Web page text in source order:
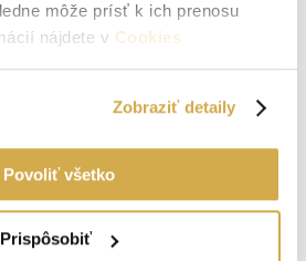
môže prísť k ich prenosu
nájdete v Cookies
Zobraziť detaily
Povoliť všetko
Prispôsobiť